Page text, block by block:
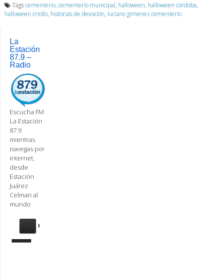
Tagscementerio, cementerio municipal, halloween, halloween cordoba,
halloween criollo, historias de devoción, luciano gimenez cementerio
La
Estación
87.9 –
Radio
Escucha FM
La Estación
87.9
mientras
navegas por
internet,
desde
Estación
Juárez
Celman al
mundo